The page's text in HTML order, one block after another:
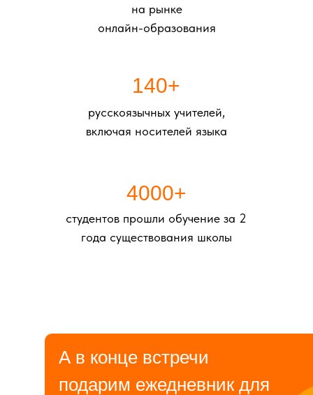
на рынке
онлайн-образования
140+
русскоязычных учителей,
включая носителей языка
4000+
студентов прошли обучение за 2
года существования школы
политикой обработки персональных данных
А в конце встречи
подарим ежедневник для